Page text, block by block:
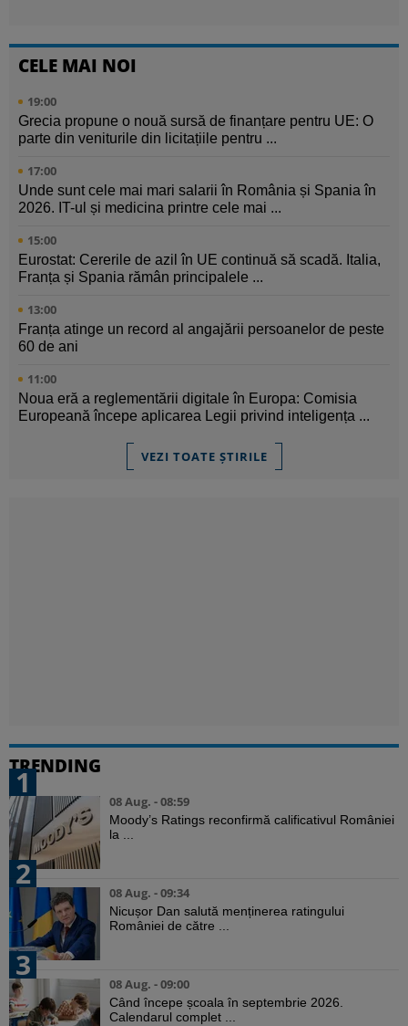
CELE MAI NOI
19:00
Grecia propune o nouă sursă de finanțare pentru UE: O
parte din veniturile din licitațiile pentru ...
17:00
Unde sunt cele mai mari salarii în România și Spania în
2026. IT-ul și medicina printre cele mai ...
15:00
Eurostat: Cererile de azil în UE continuă să scadă. Italia,
Franța și Spania rămân principalele ...
13:00
Franța atinge un record al angajării persoanelor de peste
60 de ani
11:00
Noua eră a reglementării digitale în Europa: Comisia
Europeană începe aplicarea Legii privind inteligența ...
VEZI TOATE ȘTIRILE
TRENDING
1
08 Aug. - 08:59
Moody’s Ratings reconfirmă calificativul României
la ...
2
08 Aug. - 09:34
Nicușor Dan salută menținerea ratingului
României de către ...
3
08 Aug. - 09:00
Când începe școala în septembrie 2026.
Calendarul complet ...